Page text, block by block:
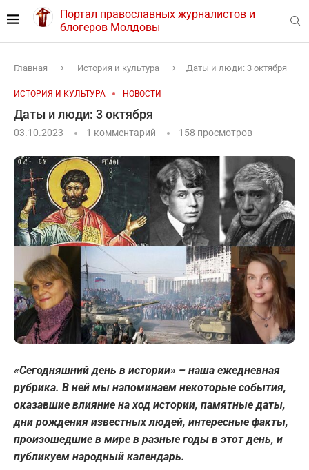
Портал православных журналистов и
блогеров Молдовы
Главная История и культура Даты и люди: 3 октября
ИСТОРИЯ И КУЛЬТУРА НОВОСТИ
Даты и люди: 3 октября
03.10.2023 1 комментарий 158 просмотров
«Сегодняшний день в истории» – наша ежедневная
рубрика. В ней мы напоминаем некоторые события,
оказавшие влияние на ход истории, памятные даты,
дни рождения известных людей, интересные факты,
произошедшие в мире в разные годы в этот день, и
публикуем народный календарь.